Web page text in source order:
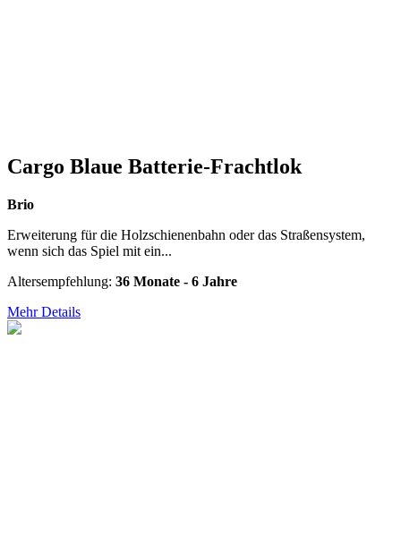
Cargo Blaue Batterie-Frachtlok
Brio
Erweiterung für die Holzschienenbahn oder das Straßensystem,
wenn sich das Spiel mit ein...
Altersempfehlung: 36 Monate - 6 Jahre
Mehr Details